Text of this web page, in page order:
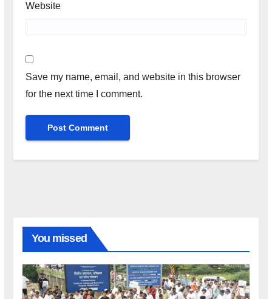
Website
Save my name, email, and website in this browser
for the next time I comment.
You missed